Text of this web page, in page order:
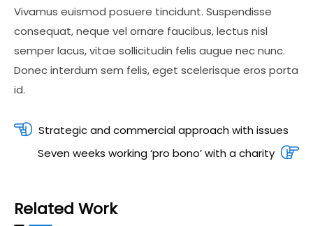
Vivamus euismod posuere tincidunt. Suspendisse
consequat, neque vel ornare faucibus, lectus nisl
semper lacus, vitae sollicitudin felis augue nec nunc.
Donec interdum sem felis, eget scelerisque eros porta
id.
Post
navigation
Strategic and commercial approach with issues
Seven weeks working ‘pro bono’ with a charity
Related Work